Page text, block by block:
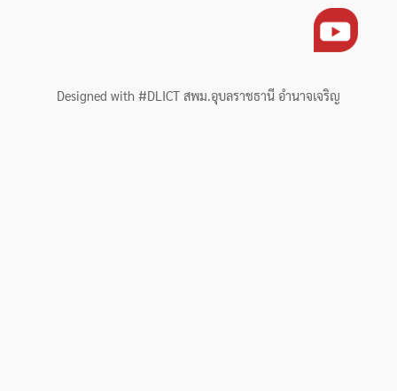
Designed with #DLICT สพม.อุบลราชธานี อำนาจเจริญ